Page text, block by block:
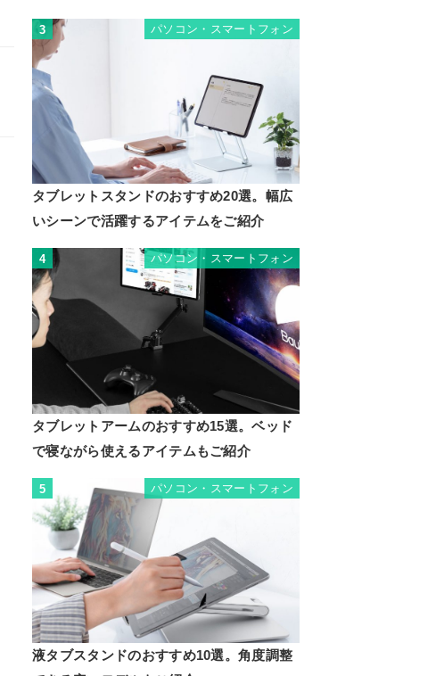
3 パソコン・スマートフォン
タブレットスタンドのおすすめ20選。幅広
いシーンで活躍するアイテムをご紹介
4 パソコン・スマートフォン
タブレットアームのおすすめ15選。ベッド
で寝ながら使えるアイテムもご紹介
5 パソコン・スマートフォン
液タブスタンドのおすすめ10選。角度調整